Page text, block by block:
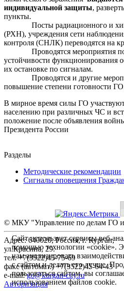
индивидуальной защиты,
пункты.
Посты радиационного и
(РХН), учреждения сети
контроля (СНЛК) переводятся на
Проводятся мероприятия
устойчивости функционирования
их остановке по сигналам.
Проводятся и другие
повышение степени готовности
В мирное время силы ГО
населению при различных ЧС и
положение после объявления
Президента России
Разделы
Методические рекомендации
Сигналы оповещения
© МКУ "Управление по делам ГО и
Адрес: 640020, Россия, г. Курган,
ул.Красина, 29.
тел. +7(3522)45-75-69
факс (автомат.) +7(3522)45-64-43
e-mail:go@kurgan-city.ru
Авторизация
Сайт использует сервисы веб-
помощью технологии «cookie».
нам анализировать
с сайтом и делать его лучше.
пользоваться сайтом, вы
использованием файлов cookie.